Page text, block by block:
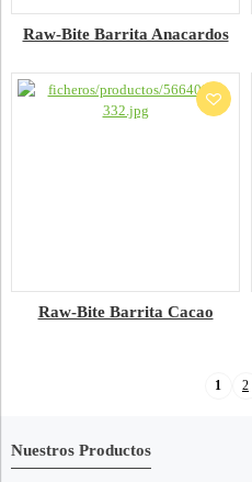
Raw-Bite Barrita Anacardos
Raw-Bite Barrita Cacao
1 2
Nuestros Productos